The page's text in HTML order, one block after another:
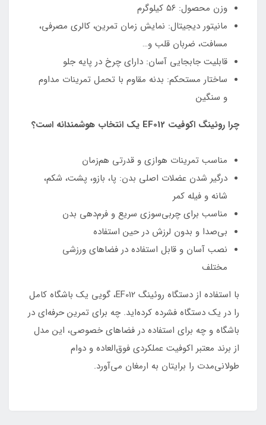
وزن محصول: ۵۶ کیلوگرم
مانیتور دیجیتال: نمایش زمان تمرین، کالری مصرفی،
مسافت، ضربان قلب و…
قابلیت جابجایی آسان: دارای چرخ در پایه جلو
ساختار مستحکم: بدنه مقاوم با تحمل تمرینات مداوم
و سنگین
چرا روئینگ اکوفیت EF012 یک انتخاب هوشمندانه است؟
مناسب تمرینات هوازی و قدرتی هم‌زمان
درگیر شدن عضلات اصلی بدن: پا، بازو، پشت، شکم،
شانه و فیله کمر
مناسب برای چربی‌سوزی سریع و فرم‌دهی بدن
بی‌صدا و بدون لرزش در حین استفاده
نصب آسان و قابل استفاده در فضاهای ورزشی
مختلف
با استفاده از دستگاه روئینگ EF012، گویی یک باشگاه کامل
را در یک دستگاه فشرده کرده‌اید. چه برای تمرین حرفه‌ای در
باشگاه و چه برای استفاده در فضاهای خصوصی، این مدل
از برند معتبر اکوفیت عملکردی فوق‌العاده و دوام
طولانی‌مدت را برایتان به ارمغان می‌آورد.